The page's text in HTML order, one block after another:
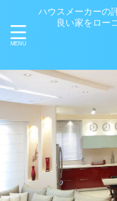
ハウスメーカーの
良い家をロー